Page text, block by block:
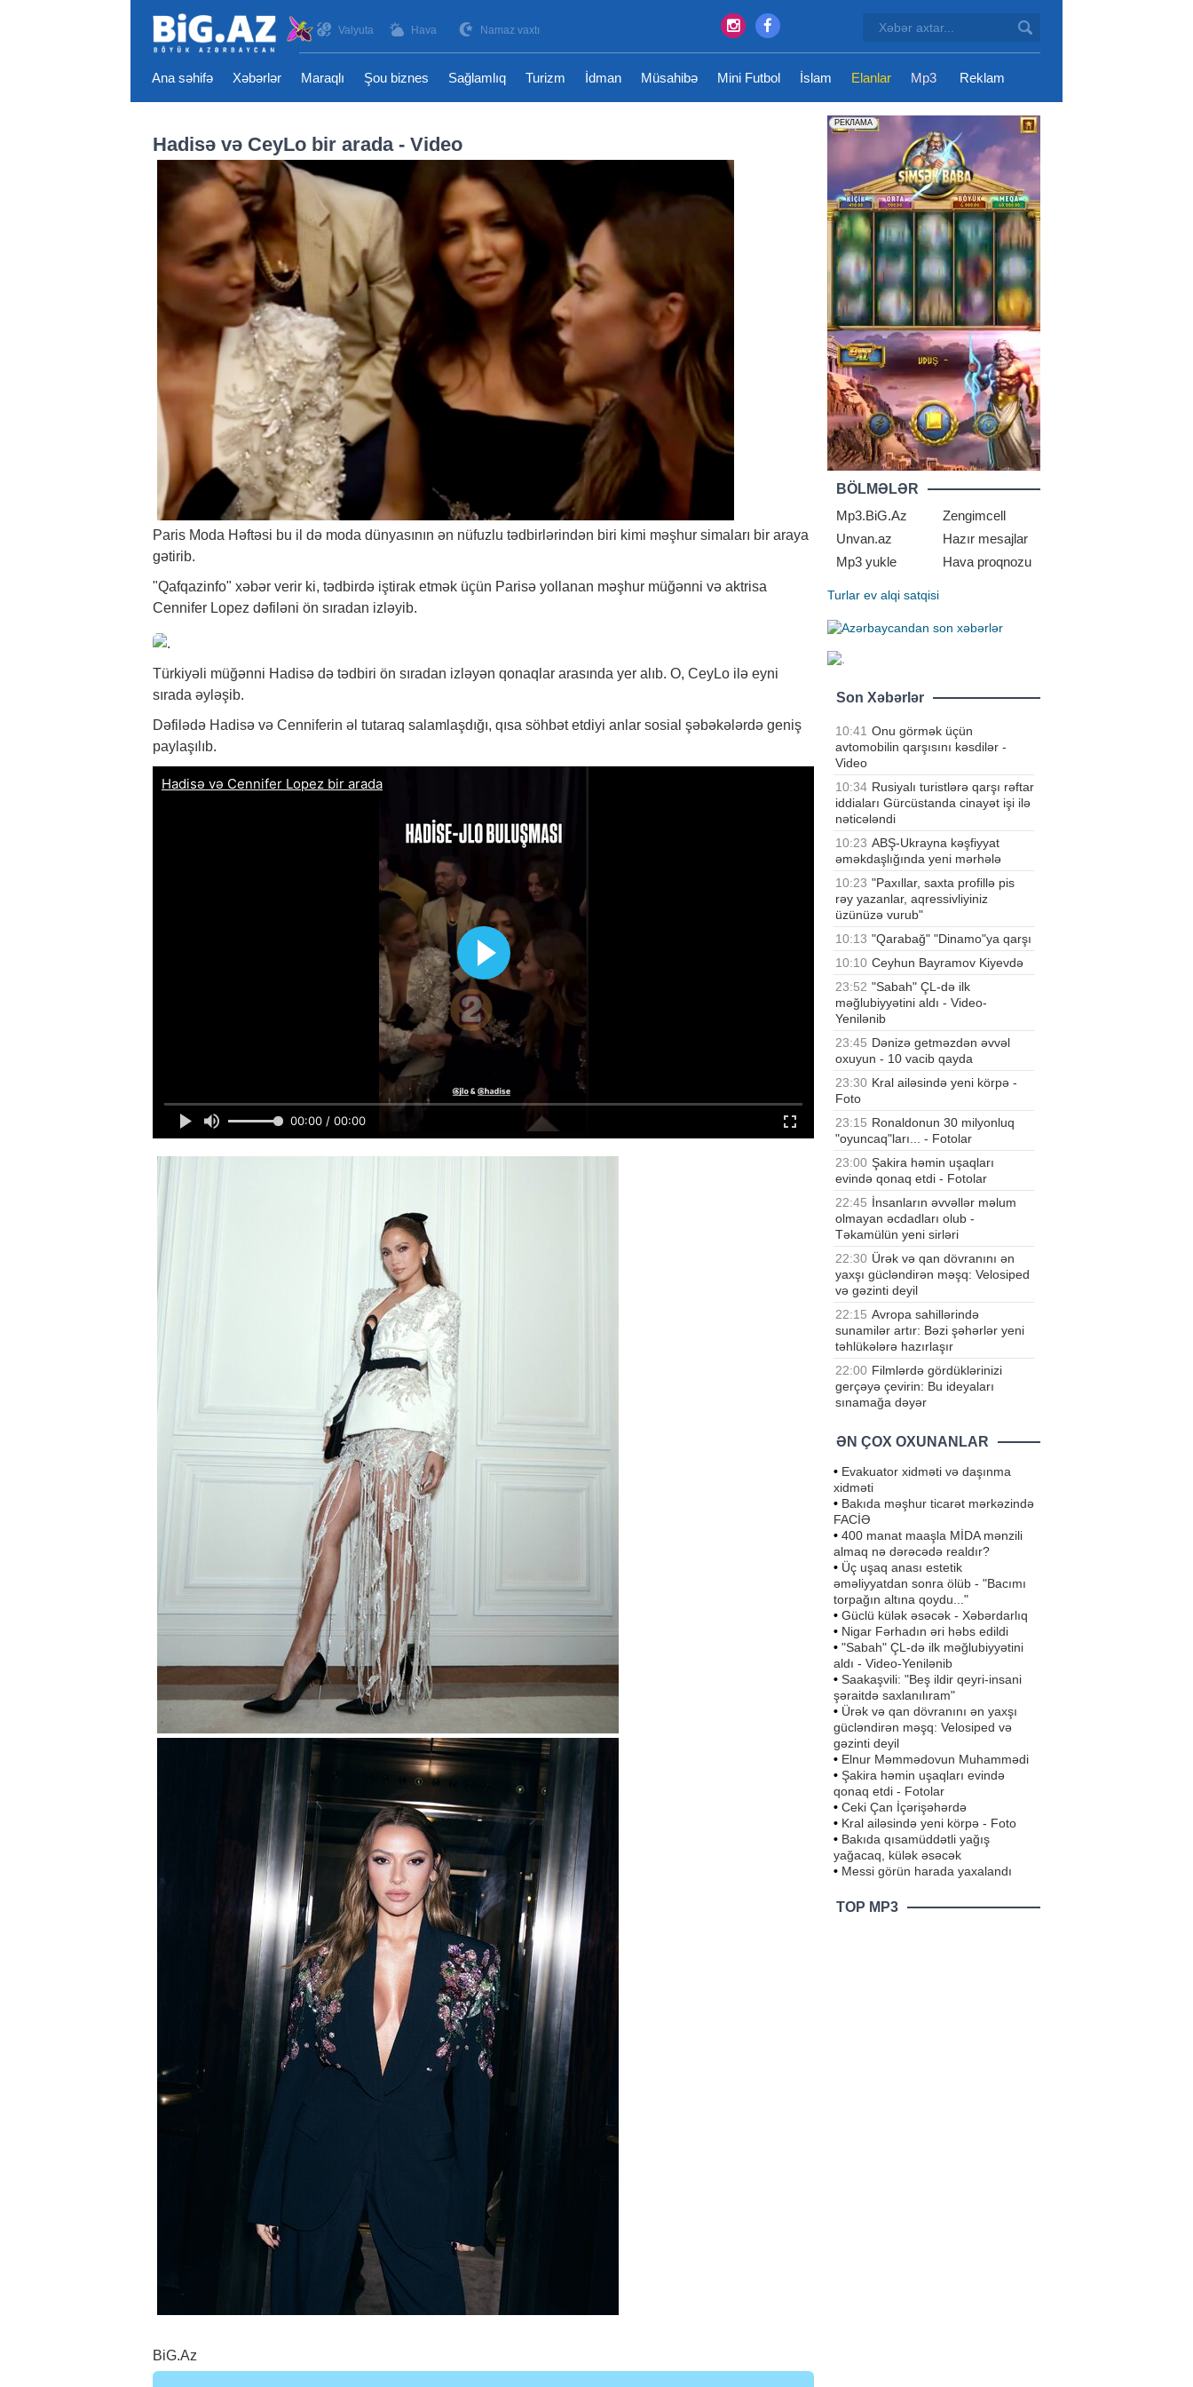
Valyuta Hava Namaz vaxtı
Ana səhifə Xəbərlər Maraqlı Şou biznes Sağlamlıq Turizm İdman Müsahibə Mini Futbol İslam Elanlar Mp3 Reklam
Hadisə və CeyLo bir arada - Video
Paris Moda Həftəsi bu il də moda dünyasının ən nüfuzlu tədbirlərindən biri kimi məşhur simaları bir araya
gətirib.
"Qafqazinfo" xəbər verir ki, tədbirdə iştirak etmək üçün Parisə yollanan məşhur müğənni və aktrisa
Cennifer Lopez dəfiləni ön sıradan izləyib.
Türkiyəli müğənni Hadisə də tədbiri ön sıradan izləyən qonaqlar arasında yer alıb. O, CeyLo ilə eyni
sırada əyləşib.
Dəfilədə Hadisə və Cenniferin əl tutaraq salamlaşdığı, qısa söhbət etdiyi anlar sosial şəbəkələrdə geniş
paylaşılıb.
BiG.Az
BÖLMƏLƏR
Mp3.BiG.Az
Zengimcell
Unvan.az
Hazır mesajlar
Mp3 yukle
Hava proqnozu
Turlar ev alqi satqisi
Son Xəbərlər
10:41 Onu görmək üçün
avtomobilin qarşısını kəsdilər -
Video
10:34 Rusiyalı turistlərə qarşı rəftar
iddiaları Gürcüstanda cinayət işi ilə
nəticələndi
10:23 ABŞ-Ukrayna kəşfiyyat
əməkdaşlığında yeni mərhələ
10:23 "Paxıllar, saxta profillə pis
rəy yazanlar, aqressivliyiniz
üzünüzə vurub"
10:13 "Qarabağ" "Dinamo"ya qarşı
10:10 Ceyhun Bayramov Kiyevdə
23:52 "Sabah" ÇL-də ilk
məğlubiyyətini aldı - Video-
Yenilənib
23:45 Dənizə getməzdən əvvəl
oxuyun - 10 vacib qayda
23:30 Kral ailəsində yeni körpə -
Foto
23:15 Ronaldonun 30 milyonluq
"oyuncaq"ları... - Fotolar
23:00 Şakira həmin uşaqları
evində qonaq etdi - Fotolar
22:45 İnsanların əvvəllər məlum
olmayan əcdadları olub -
Təkamülün yeni sirləri
22:30 Ürək və qan dövranını ən
yaxşı gücləndirən məşq: Velosiped
və gəzinti deyil
22:15 Avropa sahillərində
sunamilər artır: Bəzi şəhərlər yeni
təhlükələrə hazırlaşır
22:00 Filmlərdə gördüklərinizi
gerçəyə çevirin: Bu ideyaları
sınamağa dəyər
ƏN ÇOX OXUNANLAR
• Evakuator xidməti və daşınma
xidməti
• Bakıda məşhur ticarət mərkəzində
FACİƏ
• 400 manat maaşla MİDA mənzili
almaq nə dərəcədə realdır?
• Üç uşaq anası estetik
əməliyyatdan sonra ölüb - "Bacımı
torpağın altına qoydu..."
• Güclü külək əsəcək - Xəbərdarlıq
• Nigar Fərhadın əri həbs edildi
• "Sabah" ÇL-də ilk məğlubiyyətini
aldı - Video-Yenilənib
• Saakaşvili: "Beş ildir qeyri-insani
şəraitdə saxlanılıram"
• Ürək və qan dövranını ən yaxşı
gücləndirən məşq: Velosiped və
gəzinti deyil
• Elnur Məmmədovun Muhammədi
• Şakira həmin uşaqları evində
qonaq etdi - Fotolar
• Ceki Çan İçərişəhərdə
• Kral ailəsində yeni körpə - Foto
• Bakıda qısamüddətli yağış
yağacaq, külək əsəcək
• Messi görün harada yaxalandı
TOP MP3